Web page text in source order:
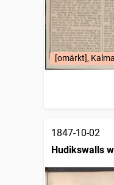
[omärkt],
1847-10-02
Hudikswalls